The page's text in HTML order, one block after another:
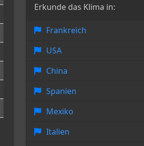
Erkunde das Klima in:
Frankreich
USA
China
Spanien
Mexiko
Italien